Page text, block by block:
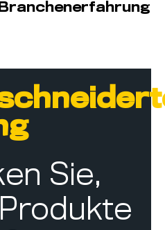
Sie,